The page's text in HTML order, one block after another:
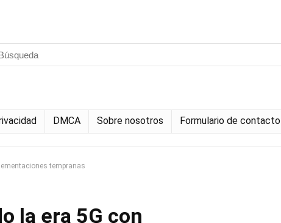
DMCA Sobre nosotros Formulario de contacto
tempranas
la era 5G con